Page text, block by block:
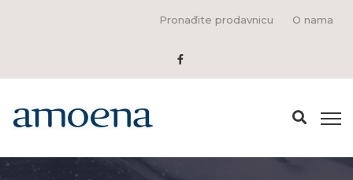
Pronađite prodavnicu O nama